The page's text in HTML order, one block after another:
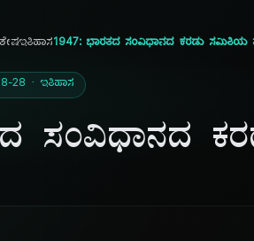
ಇತಿಹಾಸ1947: ಭಾರತದ ಸಂವಿಧಾನದ ಕರಡು
28 · ಇತಿಹಾಸ
ಸಂವಿಧಾನದ